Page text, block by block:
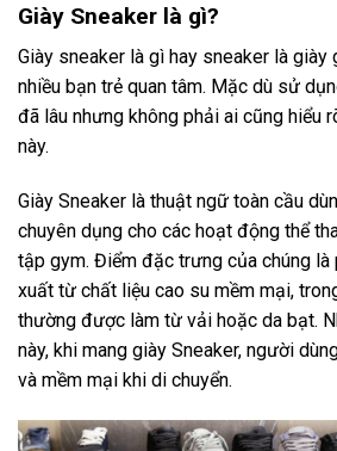
Giày Sneaker là gì?
Giày sneaker là gì hay sneaker là
nhiều bạn trẻ quan tâm. Mặc dù sử
đã lâu nhưng không phải ai cũng hiểu
này.
Giày Sneaker là thuật ngữ toàn cầu
chuyên dụng cho các hoạt động thể
tập gym. Điểm đặc trưng của chúng
xuất từ chất liệu cao su mềm mại,
thường được làm từ vải hoặc da bạt.
này, khi mang giày Sneaker, người
và mềm mại khi di chuyển.